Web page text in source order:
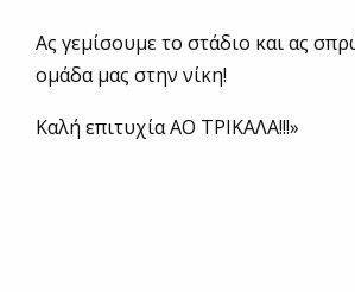
Ας γεμίσουμε το στάδιο και ας
ομάδα μας στην νίκη!
Καλή επιτυχία ΑΟ ΤΡΙΚΑΛΑ!!!»